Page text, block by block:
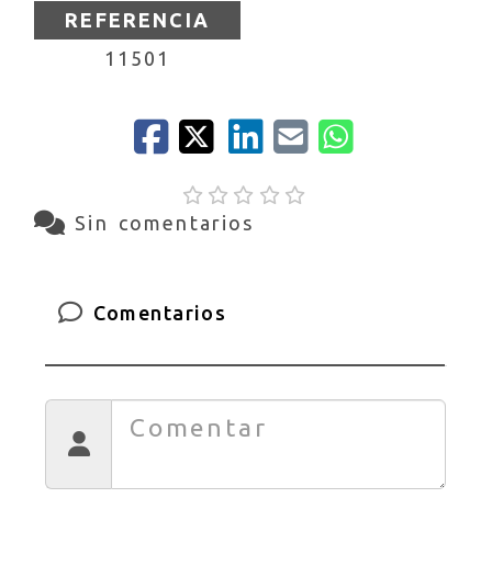
REFERENCIA
11501
Sin comentarios
Comentarios